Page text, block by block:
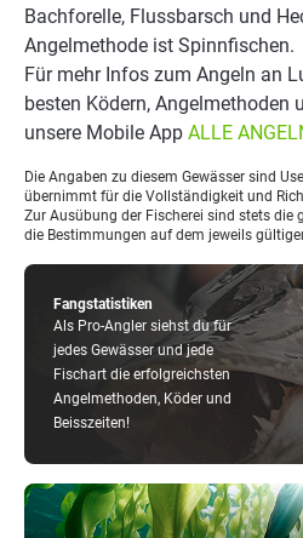
Fangstatistiken
Als Pro-Angler siehst du für
jedes Gewässer und jede
Fischart die erfolgreichsten
Angelmethoden, Köder und
Beisszeiten!
Bachforelle, Flussbarsch und
Angelmethode ist Spinnfischen.
Für mehr Infos zum Angeln an
besten Ködern, Angelmethoden
unsere Mobile App ALLE
Die Angaben zu diesem Gewässer sind
übernimmt für die Vollständigkeit und
Zur Ausübung der Fischerei sind stets die
die Bestimmungen auf dem jeweils